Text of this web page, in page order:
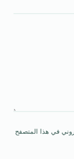
في هذا المتصفح